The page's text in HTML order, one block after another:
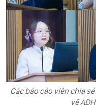
Các báo cáo viên chia
về